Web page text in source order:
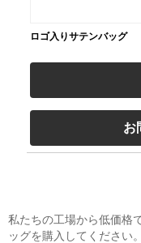
ロゴ入りサテンバッグ
お
私たちの工場から低価格
ッグを購入してください